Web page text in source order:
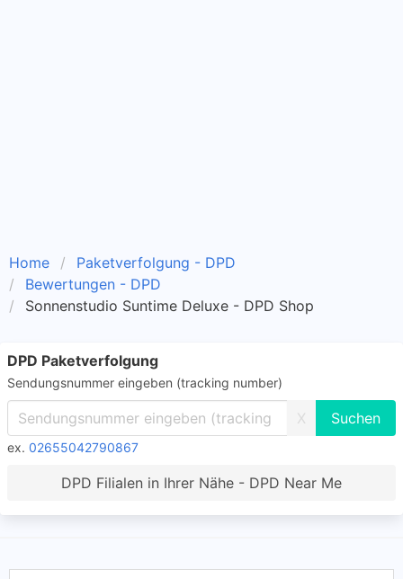
Home
Paketverfolgung - DPD
Bewertungen - DPD
Sonnenstudio Suntime Deluxe - DPD Shop
DPD Paketverfolgung
Sendungsnummer eingeben (tracking number)
X
ex. 02655042790867
DPD Filialen in Ihrer Nähe - DPD Near Me